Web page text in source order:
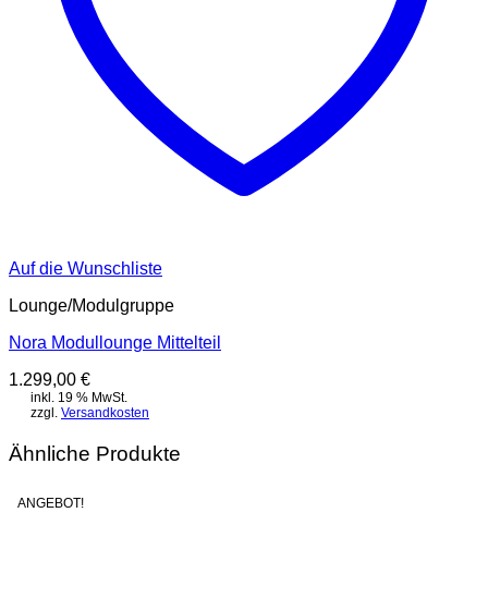
Auf die Wunschliste
Lounge/Modulgruppe
Nora Modullounge Mittelteil
1.299,00 €
inkl. 19 % MwSt.
zzgl. Versandkosten
Ähnliche Produkte
ANGEBOT!